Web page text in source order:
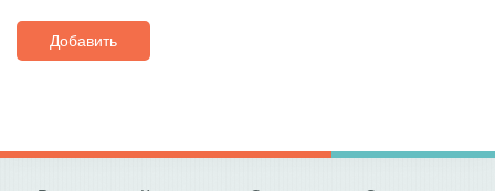
Добавить